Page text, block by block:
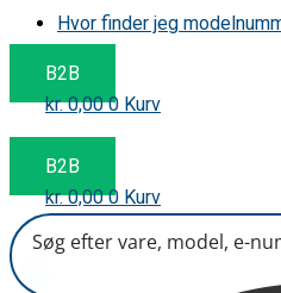
Støvsuger
Tilbehør/Plejemidler
Vaskemaskine
Hvor finder jeg
B2B
kr.0,00 0 Kurv
B2B
kr.0,00 0 Kurv